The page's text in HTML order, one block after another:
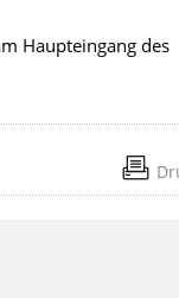
Haupteingang des